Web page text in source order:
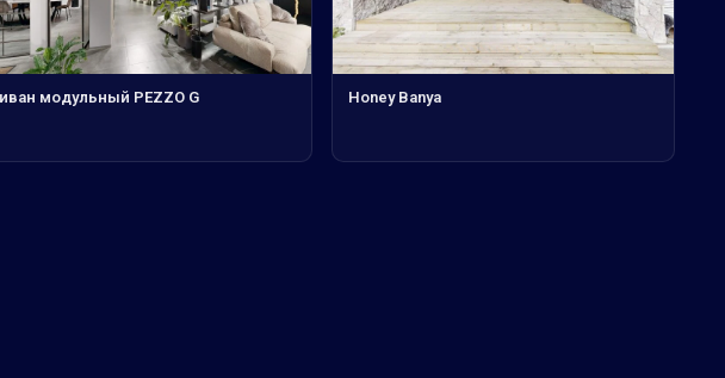
модульный PEZZO G Honey Banya